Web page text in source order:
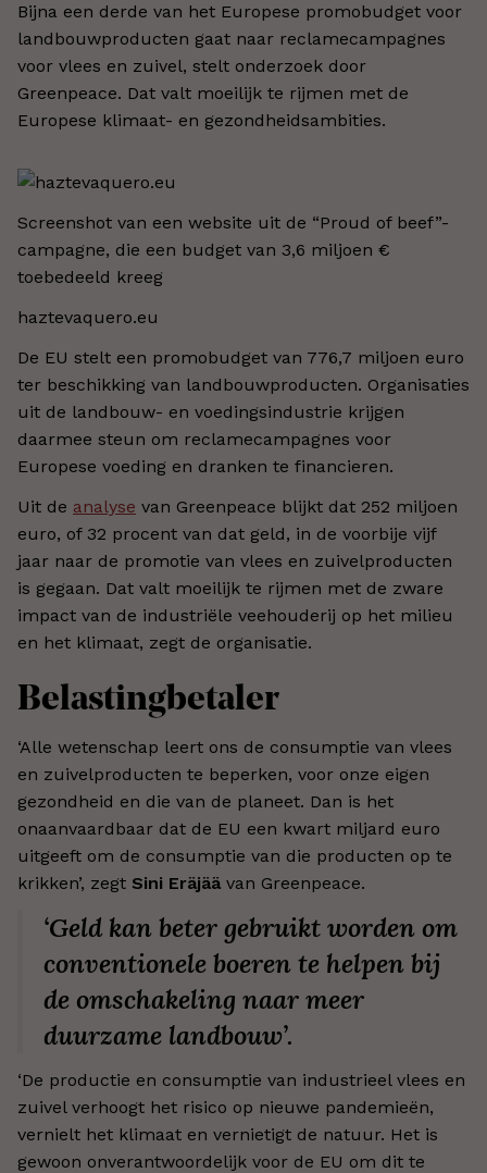
Bijna een derde van het Europese promobudget voor
landbouwproducten gaat naar reclamecampagnes
voor vlees en zuivel, stelt onderzoek door
Greenpeace. Dat valt moeilijk te rijmen met de
Europese klimaat- en gezondheidsambities.
Screenshot van een website uit de “Proud of beef”-
campagne, die een budget van 3,6 miljoen €
toebedeeld kreeg
haztevaquero.eu
De EU stelt een promobudget van 776,7 miljoen euro
ter beschikking van landbouwproducten. Organisaties
uit de landbouw- en voedingsindustrie krijgen
daarmee steun om reclamecampagnes voor
Europese voeding en dranken te financieren.
Uit de analyse van Greenpeace blijkt dat 252 miljoen
euro, of 32 procent van dat geld, in de voorbije vijf
jaar naar de promotie van vlees en zuivelproducten
is gegaan. Dat valt moeilijk te rijmen met de zware
impact van de industriële veehouderij op het milieu
en het klimaat, zegt de organisatie.
Belastingbetaler
‘Alle wetenschap leert ons de consumptie van vlees
en zuivelproducten te beperken, voor onze eigen
gezondheid en die van de planeet. Dan is het
onaanvaardbaar dat de EU een kwart miljard euro
uitgeeft om de consumptie van die producten op te
krikken’, zegt Sini Eräjää van Greenpeace.
‘Geld kan beter gebruikt worden om
conventionele boeren te helpen bij
de omschakeling naar meer
duurzame landbouw’.
‘De productie en consumptie van industrieel vlees en
zuivel verhoogt het risico op nieuwe pandemieën,
vernielt het klimaat en vernietigt de natuur. Het is
gewoon onverantwoordelijk voor de EU om dit te